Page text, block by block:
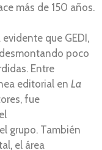
más de 150 años.
que GEDI,
poco
Entre
editorial en La
fue
grupo. También
el área